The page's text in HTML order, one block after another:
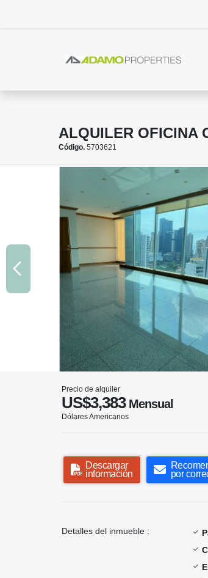
ALQUILER OFICINA
Código. 5703621
Precio de alquiler
US$3,383Mensual
Dólares Americanos
Descargar
información
por
Detalles del inmueble :